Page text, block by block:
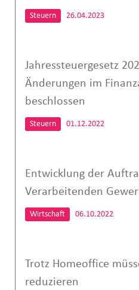
Steuern 26.04.2023
Jahressteuergesetz
Änderungen im
beschlossen
Steuern 01.12.2022
Entwicklung der
Verarbeitenden
Wirtschaft 06.10.2022
Trotz Homeoffice
reduzieren